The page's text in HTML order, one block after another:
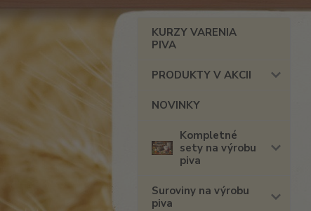
KURZY VARENIA
PIVA
PRODUKTY V AKCII
NOVINKY
Kompletné
sety na výrobu
piva
Suroviny na výrobu
piva